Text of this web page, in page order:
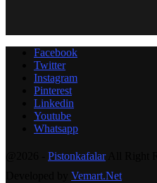
Facebook
Twitter
Instagram
Pinterest
Linkedin
Youtube
Whatsapp
PistonkafalarAll Right
Vemart.Net